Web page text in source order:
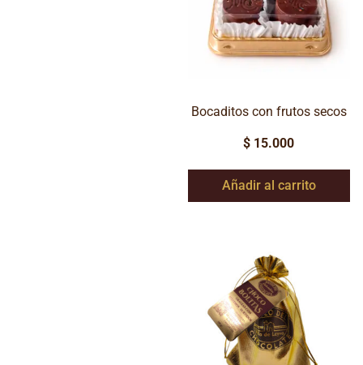
Bocaditos con frutos secos
$ 15.000
Añadir al carrito